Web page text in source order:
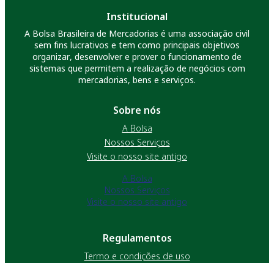
Institucional
A Bolsa Brasileira de Mercadorias é uma associação civil
sem fins lucrativos e tem como principais objetivos
organizar, desenvolver e prover o funcionamento de
sistemas que permitem a realização de negócios com
mercadorias, bens e serviços.
Sobre nós
A Bolsa
Nossos Serviços
Visite o nosso site antigo
A Bolsa
Nossos Serviços
Visite o nosso site antigo
Regulamentos
Termo e condições de uso